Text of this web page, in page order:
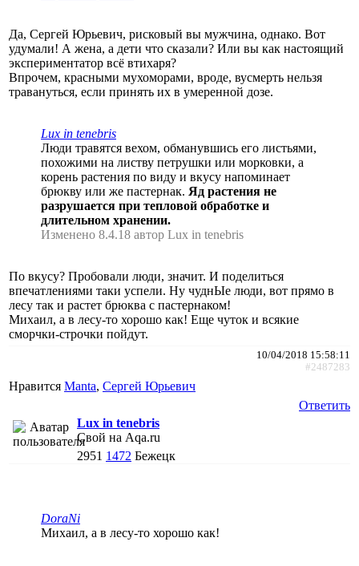
Да, Сергей Юрьевич, рисковый вы мужчина, однако. Вот
удумали! А жена, а дети что сказали? Или вы как настоящий
экспериментатор всё втихаря?
Впрочем, красными мухоморами, вроде, вусмерть нельзя
травануться, если принять их в умеренной дозе.
Lux in tenebris
Люди травятся вехом, обманувшись его листьями,
похожими на листву петрушки или морковки, а
корень растения по виду и вкусу напоминает
брюкву или же пастернак. Яд растения не
разрушается при тепловой обработке и
длительном хранении.
Изменено 8.4.18 автор Lux in tenebris
По вкусу? Пробовали люди, значит. И поделиться
впечатлениями таки успели. Ну чуднЫе люди, вот прямо в
лесу так и растет брюква с пастернаком!
Михаил, а в лесу-то хорошо как! Еще чуток и всякие
сморчки-строчки пойдут.
10/04/2018 15:58:11
#2487283
Нравится Manta, Сергей Юрьевич
Ответить
Lux in tenebris
Свой на Aqa.ru
2951 1472 Бежецк
DoraNi
Михаил, а в лесу-то хорошо как!